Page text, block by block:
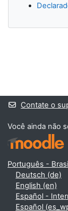
Contate o
Você ainda não
Português -
Deutsch ‎(de)‎
English ‎(en)‎
Español -
Español